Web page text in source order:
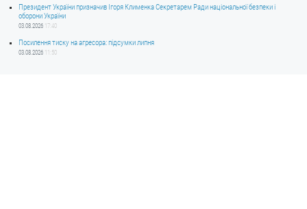
Президент України призначив Ігоря Клименка Секретарем Ради національної безпеки і
оборони України
03.08.2026 17:40
Посилення тиску на агресора: підсумки липня
03.08.2026 11:50